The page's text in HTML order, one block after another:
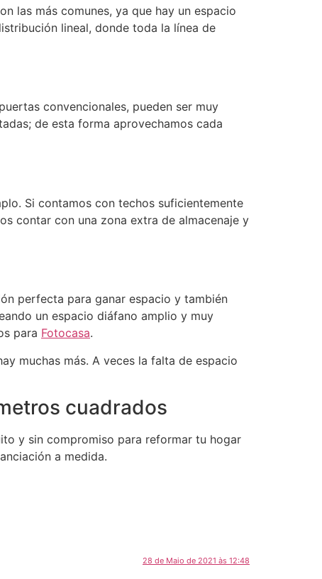
las más comunes, ya que hay un espacio
lineal, donde toda la línea de
convencionales, pueden ser muy
de esta forma aprovechamos cada
Si contamos con techos suficientemente
contar con una zona extra de almacenaje y
perfecta para ganar espacio y también
un espacio diáfano amplio y muy
para Fotocasa.
muchas más. A veces la falta de espacio
cuadrados
y sin compromiso para reformar tu hogar
a medida.
28 de Maio de 2021 às 12:48